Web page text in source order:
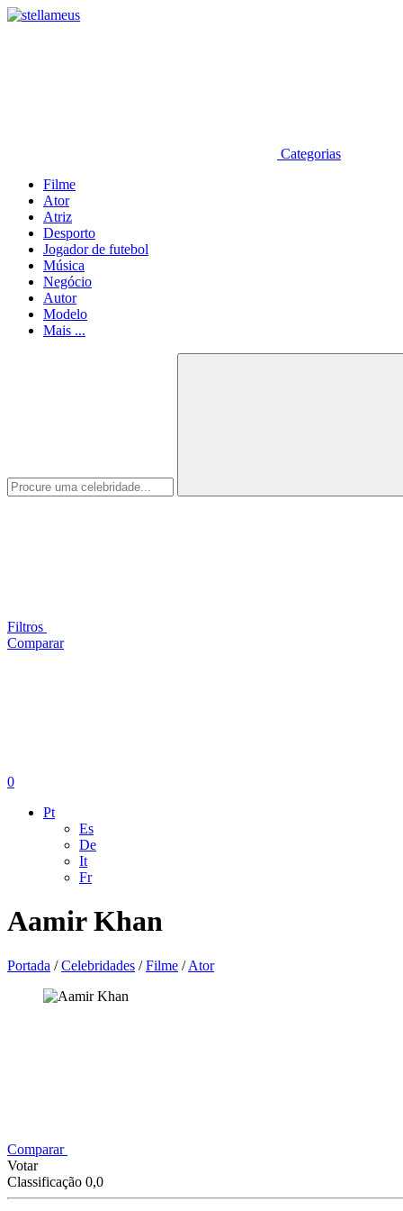
Categorias
Filme
Ator
Atriz
Desporto
Jogador de futebol
Música
Negócio
Autor
Modelo
Mais ...
Filtros
Comparar
0
Pt
Es
De
It
Fr
Aamir Khan
Portada /Celebridades /Filme /Ator
Comparar
Votar
Classificação 0,0